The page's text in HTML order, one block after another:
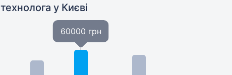
технологау Києві
60000 грн